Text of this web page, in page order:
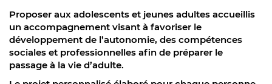
Proposer aux adolescents et jeunes adultes accueillis
un accompagnement visant à favoriser le
développement de l’autonomie, des compétences
sociales et professionnelles afin de préparer le
passage à la vie d’adulte.